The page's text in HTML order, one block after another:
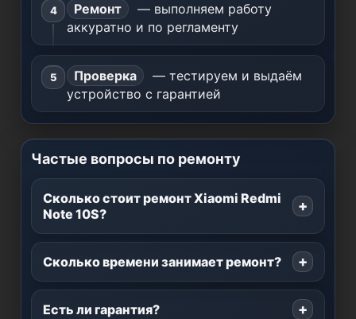
Ремонт
— выполняем работу
аккуратно и по регламенту
Проверка
— тестируем и выдаём
устройство с гарантией
Частые вопросы по ремонту
Сколько стоит ремонт Xiaomi Redmi
Note 10S?
Сколько времени занимает ремонт?
Есть ли гарантия?